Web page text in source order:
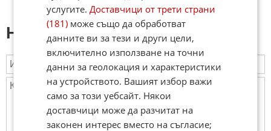
Напиши коментар:
услугите.Доставчици от трети страни
(181) може също да обработват
данните ви за тези и други цели,
включително използване на точни
данни за геолокация и характеристики
на устройството. Вашият избор важи
само за този уебсайт. Някои
доставчици може да разчитат на
законен интерес вместо на съгласие;